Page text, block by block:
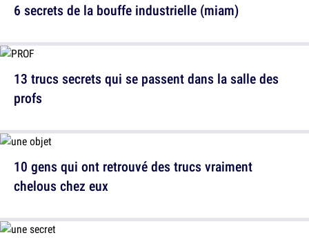
13 trucs secrets qui se passent dans la salle des
profs
6 secrets de la bouffe industrielle (miam)
10 gens qui ont retrouvé des trucs vraiment
chelous chez eux